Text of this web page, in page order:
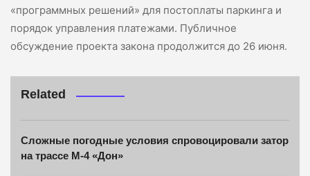
«программных решений» для постоплаты паркинга и
порядок управления платежами. Публичное
обсуждение проекта закона продолжится до 26 июня.
Related
Сложные погодные условия спровоцировали затор
на трассе М-4 «Дон»